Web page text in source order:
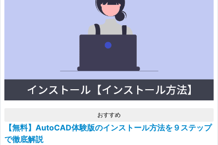
おすすめ
【無料】AutoCAD体験版のインストール方法を９ステップ
で徹底解説